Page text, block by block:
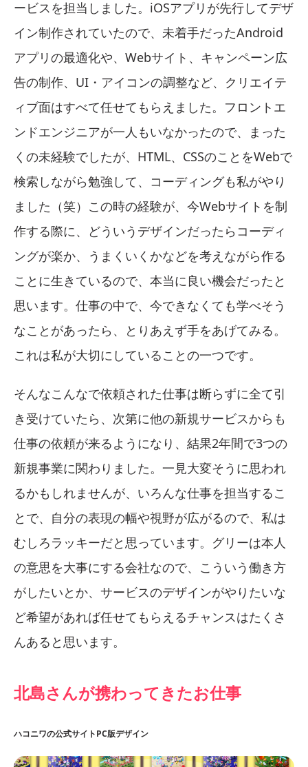
ービスを担当しました。iOSアプリが先行してデザ
イン制作されていたので、未着手だったAndroid
アプリの最適化や、Webサイト、キャンペーン広
告の制作、UI・アイコンの調整など、クリエイテ
ィブ面はすべて任せてもらえました。フロントエ
ンドエンジニアが一人もいなかったので、まった
くの未経験でしたが、HTML、CSSのことをWebで
検索しながら勉強して、コーディングも私がやり
ました（笑）この時の経験が、今Webサイトを制
作する際に、どういうデザインだったらコーディ
ングが楽か、うまくいくかなどを考えながら作る
ことに生きているので、本当に良い機会だったと
思います。仕事の中で、今できなくても学べそう
なことがあったら、とりあえず手をあげてみる。
これは私が大切にしていることの一つです。
そんなこんなで依頼された仕事は断らずに全て引
き受けていたら、次第に他の新規サービスからも
仕事の依頼が来るようになり、結果2年間で3つの
新規事業に関わりました。一見大変そうに思われ
るかもしれませんが、いろんな仕事を担当するこ
とで、自分の表現の幅や視野が広がるので、私は
むしろラッキーだと思っています。グリーは本人
の意思を大事にする会社なので、こういう働き方
がしたいとか、サービスのデザインがやりたいな
ど希望があれば任せてもらえるチャンスはたくさ
んあると思います。
北島さんが携わってきたお仕事
ハコニワの公式サイトPC版デザイン